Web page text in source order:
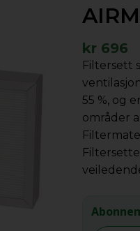
kr 696
Filtersett
55 %, og
områder